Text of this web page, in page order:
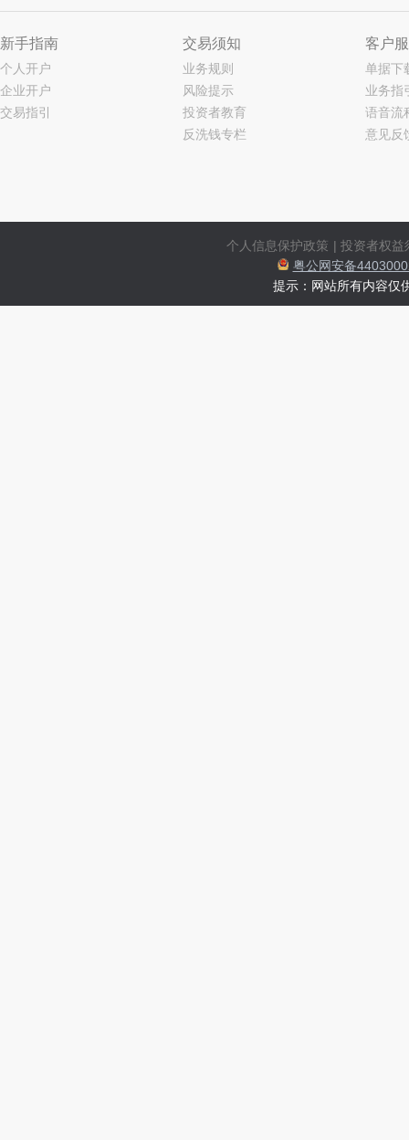
新手指南
个人开户
企业开户
交易指引
交易须知
业务规则
风险提示
投资者教育
反洗钱专栏
客户
单据下
业务指
语音流
意见反
个人信息保护政策 | 投资者权益
粤公网安备
提示：网站所有内容仅